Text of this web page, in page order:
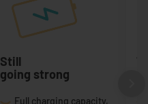
Still
going strong
Full charging capacity,